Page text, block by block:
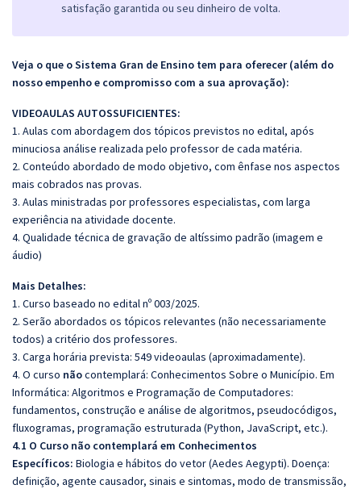
satisfação garantida ou seu dinheiro de volta.
Veja o que o Sistema Gran de Ensino tem para oferecer (além do
nosso empenho e compromisso com a sua aprovação):
VIDEOAULAS AUTOSSUFICIENTES:
1. Aulas com abordagem dos tópicos previstos no edital, após
minuciosa análise realizada pelo professor de cada matéria.
2. Conteúdo abordado de modo objetivo, com ênfase nos aspectos
mais cobrados nas provas.
3. Aulas ministradas por professores especialistas, com larga
experiência na atividade docente.
4. Qualidade técnica de gravação de altíssimo padrão (imagem e
áudio)
Mais Detalhes:
1. Curso baseado no edital nº 003/2025.
2. Serão abordados os tópicos relevantes (não necessariamente
todos) a critério dos professores.
3. Carga horária prevista: 549 videoaulas (aproximadamente).
4. O curso nãocontemplará: Conhecimentos Sobre o Município. Em
Informática: Algoritmos e Programação de Computadores:
fundamentos, construção e análise de algoritmos, pseudocódigos,
fluxogramas, programação estruturada (Python, JavaScript, etc.).
4.1 O Curso não contemplará em Conhecimentos
Específicos: Biologia e hábitos do vetor (Aedes Aegypti). Doença:
definição, agente causador, sinais e sintomas, modo de transmissão,